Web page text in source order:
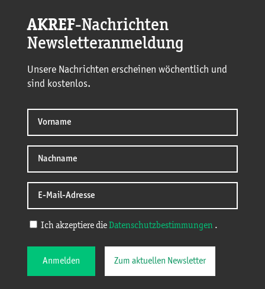
AKREF-Nachrichten
Newsletteranmeldung
Unsere Nachrichten erscheinen wöchentlich und
sind kostenlos.
Ich akzeptiere die Datenschutzbestimmungen .
Anmelden Zum aktuellen Newsletter